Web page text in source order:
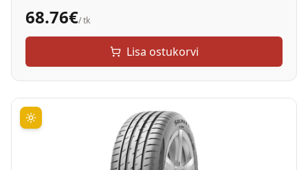
68.76€/ tk
Lisa ostukorvi